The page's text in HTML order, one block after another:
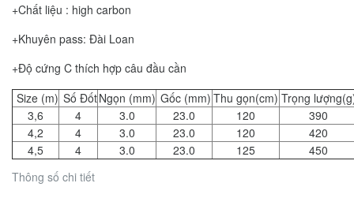
+Chất liệu : high carbon
+Khuyên pass: Đài Loan
+Độ cứng C thích hợp câu đầu cần
Thông số chi tiết
Size (m) Số ĐốtNgọn (mm) Gốc (mm) Thu gọn(cm) Trọng
3,6
4 3.0 23.0 120
390
4,2
4 3.0 23.0 120
420
4,5
4 3.0 23.0 125 450